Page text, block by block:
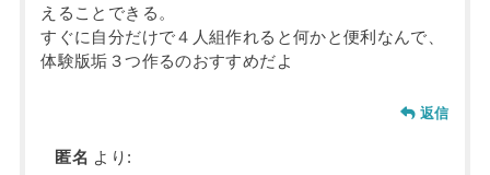
えることできる。
すぐに自分だけで４人組作れると何かと便利なんで、
体験版垢３つ作るのおすすめだよ
返信
匿名 より: